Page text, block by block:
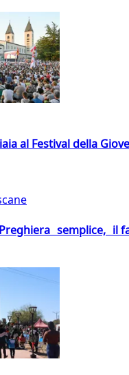
al Festival della
semplice, il